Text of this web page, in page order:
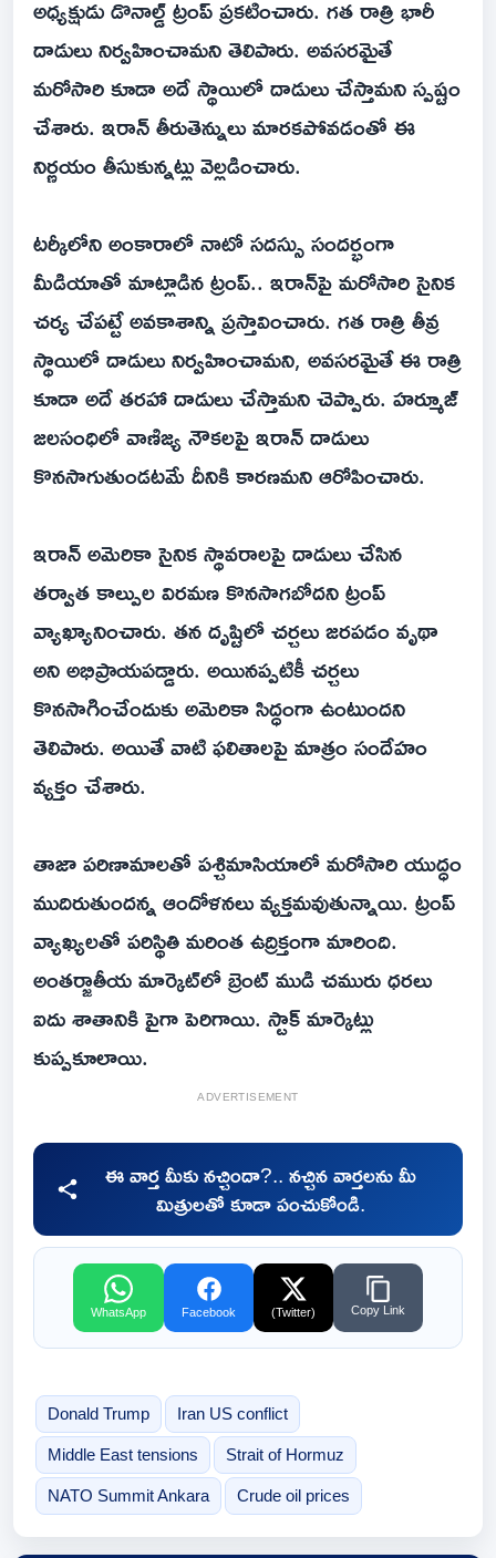
అధ్యక్షుడు డొనాల్డ్‌ ట్రంప్‌ ప్రకటించారు. గత రాత్రి భారీ
దాడులు నిర్వహించామని తెలిపారు. అవసరమైతే
మరోసారి కూడా అదే స్థాయిలో దాడులు చేస్తామని స్పష్టం
చేశారు. ఇరాన్‌ తీరుతెన్నులు మారకపోవడంతో ఈ
నిర్ణయం తీసుకున్నట్లు వెల్లడించారు.
టర్కీలోని అంకారాలో నాటో సదస్సు సందర్భంగా
మీడియాతో మాట్లాడిన ట్రంప్‌.. ఇరాన్‌పై మరోసారి సైనిక
చర్య చేపట్టే అవకాశాన్ని ప్రస్తావించారు. గత రాత్రి తీవ్ర
స్థాయిలో దాడులు నిర్వహించామని, అవసరమైతే ఈ రాత్రి
కూడా అదే తరహా దాడులు చేస్తామని చెప్పారు. హర్మూజ్‌
జలసంధిలో వాణిజ్య నౌకలపై ఇరాన్‌ దాడులు
కొనసాగుతుండటమే దీనికి కారణమని ఆరోపించారు.
ఇరాన్‌ అమెరికా సైనిక స్థావరాలపై దాడులు చేసిన
తర్వాత కాల్పుల విరమణ కొనసాగబోదని ట్రంప్‌
వ్యాఖ్యానించారు. తన దృష్టిలో చర్చలు జరపడం వృథా
అని అభిప్రాయపడ్డారు. అయినప్పటికీ చర్చలు
కొనసాగించేందుకు అమెరికా సిద్ధంగా ఉంటుందని
తెలిపారు. అయితే వాటి ఫలితాలపై మాత్రం సందేహం
వ్యక్తం చేశారు.
తాజా పరిణామాలతో పశ్చిమాసియాలో మరోసారి యుద్ధం
ముదిరుతుందన్న ఆందోళనలు వ్యక్తమవుతున్నాయి. ట్రంప్‌
వ్యాఖ్యలతో పరిస్థితి మరింత ఉద్రిక్తంగా మారింది.
అంతర్జాతీయ మార్కెట్‌లో బ్రెంట్‌ ముడి చమురు ధరలు
ఐదు శాతానికి పైగా పెరిగాయి. స్టాక్‌ మార్కెట్లు
కుప్పకూలాయి.
ADVERTISEMENT
ఈ వార్త మీకు నచ్చిందా?.. నచ్చిన వార్తలను మీ
మిత్రులతో కూడా పంచుకోండి.
WhatsApp Facebook (Twitter) Copy Link
Donald Trump Iran US conflict
Middle East tensions Strait of Hormuz
NATO Summit Ankara Crude oil prices